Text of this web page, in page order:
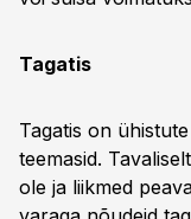
Tagatis
Tagatis on
teemasid.
ole ja liikmed